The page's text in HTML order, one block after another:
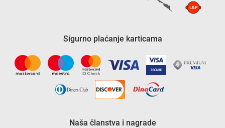
Sigurno plaćanje karticama
Naša članstva i nagrade